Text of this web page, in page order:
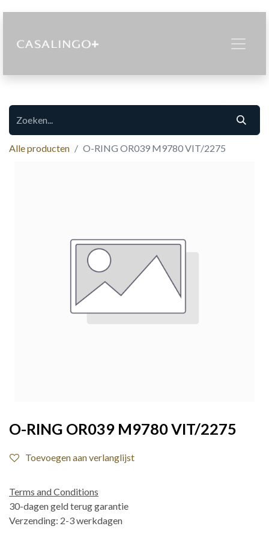
Alle producten O-RING OR039 M9780 VIT/2275
O-RING OR039 M9780 VIT/2275
Toevoegen aan verlanglijst
Terms and Conditions
30-dagen geld terug garantie
Verzending: 2-3 werkdagen